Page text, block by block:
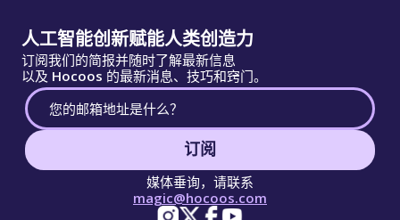
人工智能创新赋能人类创造力
订阅我们的简报并随时了解最新信息
以及 Hocoos 的最新消息、技巧和窍门。
订阅
媒体垂询，请联系
magic@hocoos.com